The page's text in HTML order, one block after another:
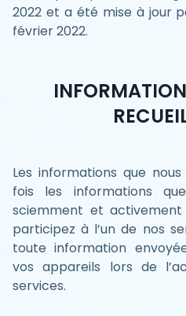
2022 et a été mise à jour
février 2022.
Les informations que
fois les informations
sciemment et activement
participez à l’un de nos
toute information
vos appareils lors de
services.